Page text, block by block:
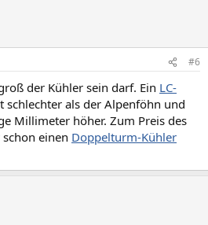
#6
der Kühler sein darf. Ein LC-
schlechter als der Alpenföhn und
Millimeter höher. Zum Preis des
einen Doppelturm-Kühler